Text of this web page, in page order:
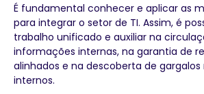
É fundamental conhecer e aplicar as
para integrar o setor de TI. Assim, é
trabalho unificado e auxiliar na
informações internas, na garantia de
alinhados e na descoberta de gargalos
internos.